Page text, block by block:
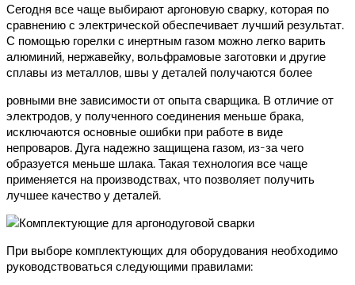
Сегодня все чаще выбирают аргоновую сварку, которая по
сравнению с электрической обеспечивает лучший результат.
С помощью горелки с инертным газом можно легко варить
алюминий, нержавейку, вольфрамовые заготовки и другие
сплавы из металлов, швы у деталей получаются более
ровными вне зависимости от опыта сварщика. В отличие от
электродов, у полученного соединения меньше брака,
исключаются основные ошибки при работе в виде
непроваров. Дуга надежно защищена газом, из-за чего
образуется меньше шлака. Такая технология все чаще
применяется на производствах, что позволяет получить
лучшее качество у деталей.
При выборе комплектующих для оборудования необходимо
руководствоваться следующими правилами: